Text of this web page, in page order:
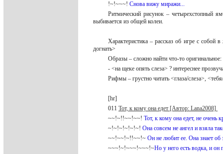
!~!~~~! Снова вижу миражи...
Ритмический рисунок – четырехстопный
выбивается из общей колеи.
Характеристика – рассказ об игре с
догнать>
Образы – сложно найти что-то
- <на щеке опять слеза> ? интереснее
Рифмы – грустно читать <глаза/слеза>,
[hr]
011 Тот, к кому она едет [Автор: Lana2008]
~~!~!!~~!~~! Тот, к кому она едет, не очень
~!~!~!~!~!~! Она совсем не ангел и взяла
~~!~~!~!!~~!~ Он не любит ее. Она знает
~~~!~!~~~!~~~!~Но у него есть водка, и он